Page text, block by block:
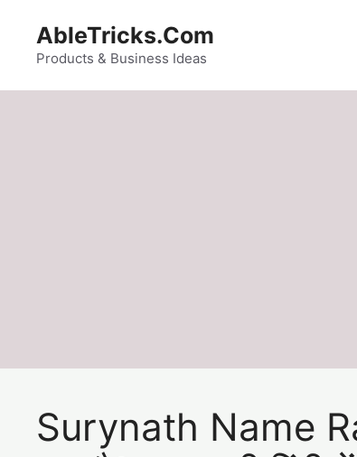
content
AbleTricks.Com
Products & Business Ideas
Surynath Name